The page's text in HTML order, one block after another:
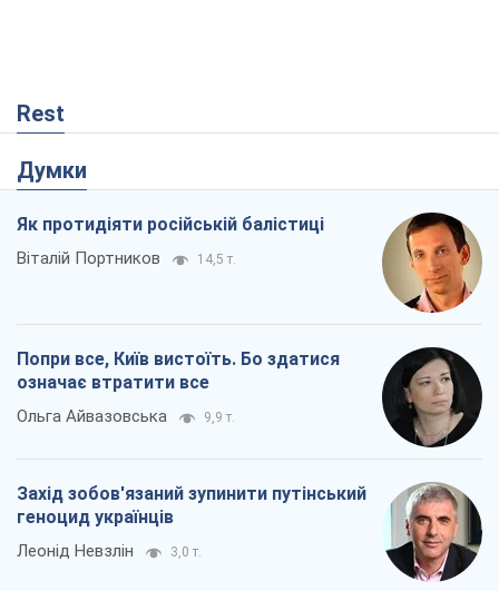
Rest
Думки
Як протидіяти російській балістиці
Віталій Портников 14,5 т.
Попри все, Київ вистоїть. Бо здатися
означає втратити все
Ольга Айвазовська 9,9 т.
Захід зобов'язаний зупинити путінський
геноцид українців
Леонід Невзлін 3,0 т.